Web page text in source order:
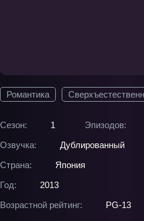
Романтика
Сезон: 1 Эпизодов:
Озвучка:
Дублированный
Страна:
Япония
Год:
2013
Возрастной рейтинг:
PG-13